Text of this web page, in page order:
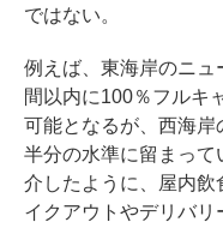
ではない。
例えば、東海岸のニュ
間以内に100％フルキ
可能となるが、西海
半分の水準に留まって
介した ように、屋内
イクアウトやデリバ